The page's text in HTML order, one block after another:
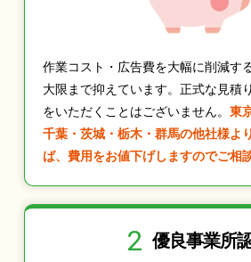
作業コスト・広告費を大幅に削減す
大限まで抑えています。正式な見積
をいただくことはございません。 東
千葉・茨城・栃木・群馬の他社様よ
ば、費用をお値下げしますのでご相
2 優良事業所